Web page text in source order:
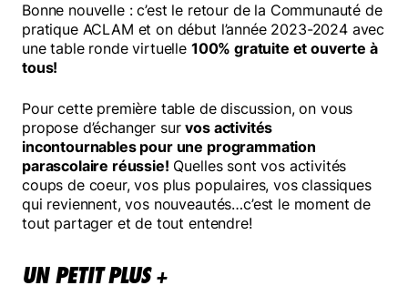
Mélomanes
Bonne nouvelle : c’est le retour de la Communauté de
pratique ACLAM et on début l’année 2023-2024 avec
une table ronde virtuelle 100% gratuite et ouverte à
tous!
Pour cette première table de discussion, on vous
propose d’échanger survos activités
incontournables pour une programmation
parascolaire réussie! Quelles sont vos activités
coups de coeur, vos plus populaires, vos classiques
qui reviennent, vos nouveautés…c’est le moment de
tout partager et de tout entendre!
UN PETIT PLUS +